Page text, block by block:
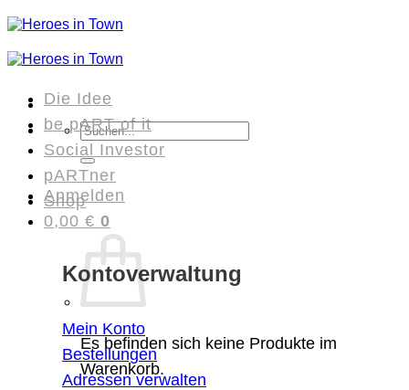
Zum
Inhalt
Suchen
nach:
Anmelden
0,00 € 0
Es befinden sich keine Produkte im
Warenkorb.
Die Idee
be pART of it
Social Investor
pARTner
Shop
Kontoverwaltung
Mein Konto
Bestellungen
Adressen verwalten